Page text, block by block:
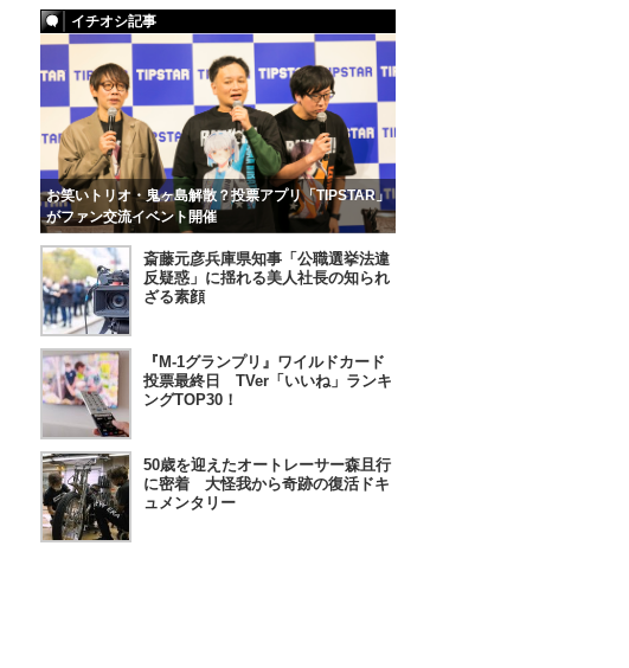
イチオシ記事
お笑いトリオ・鬼ヶ島解散？投票アプリ「TIPSTAR」
がファン交流イベント開催
斎藤元彦兵庫県知事「公職選挙法違
反疑惑」に揺れる美人社長の知られ
ざる素顔
『M-1グランプリ』ワイルドカード
投票最終日 TVer「いいね」ランキ
ングTOP30！
50歳を迎えたオートレーサー森且行
に密着 大怪我から奇跡の復活ドキ
ュメンタリー